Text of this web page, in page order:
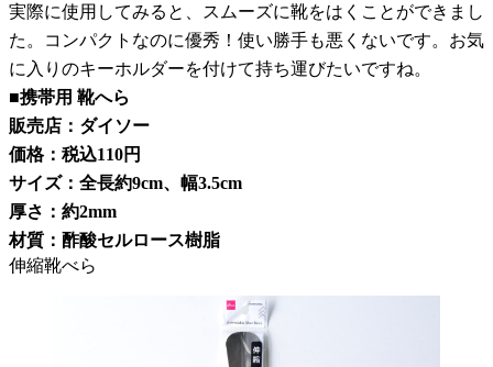
実際に使用してみると、スムーズに靴をはくことができまし
た。コンパクトなのに優秀！使い勝手も悪くないです。お気
に入りのキーホルダーを付けて持ち運びたいですね。
■携帯用 靴へら
販売店：ダイソー
価格：税込110円
サイズ：全長約9cm、幅3.5cm
厚さ：約2mm
材質：酢酸セルロース樹脂
伸縮靴べら